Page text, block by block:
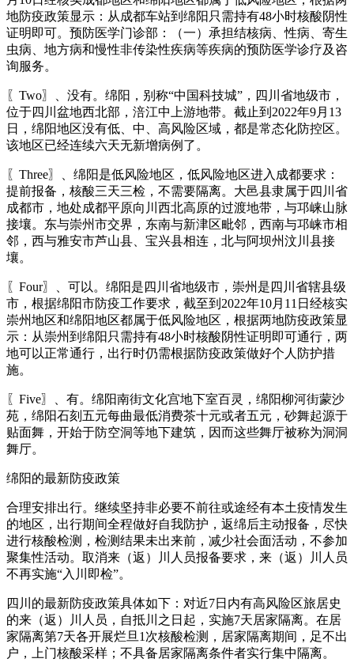
地防疫政策显示：从成都车站到绵阳只需持有48小时核酸阴性
证明即可。预防医学门诊部：（一）承担结核病、性病、寄生
虫病、地方病和慢性非传染性疾病等疾病的预防医学诊疗及咨
询服务。
〖Two〗、没有。绵阳，别称“中国科技城”，四川省地级市，
位于四川盆地西北部，涪江中上游地带。截止到2022年9月13
日，绵阳地区没有低、中、高风险区域，都是常态化防控区。
该地区已经连续六天无新增病例了。
〖Three〗、绵阳是低风险地区，低风险地区进入成都要求：
提前报备，核酸三天三检，不需要隔离。大邑县隶属于四川省
成都市，地处成都平原向川西北高原的过渡地带，与邛崃山脉
接壤。东与崇州市交界，东南与新津区毗邻，西南与邛崃市相
邻，西与雅安市芦山县、宝兴县相连，北与阿坝州汶川县接
壤。
〖Four〗、可以。绵阳是四川省地级市，崇州是四川省辖县级
市，根据绵阳市防疫工作要求，截至到2022年10月11日经核实
崇州地区和绵阳地区都属于低风险地区，根据两地防疫政策显
示：从崇州到绵阳只需持有48小时核酸阴性证明即可通行，两
地可以正常通行，出行时仍需根据防疫政策做好个人防护措
施。
〖Five〗、有。绵阳南街文化宫地下室百灵，绵阳柳河街蒙沙
苑，绵阳石刻五元每曲最低消费茶十元或者五元，砂舞起源于
贴面舞，开始于防空洞等地下建筑，因而这些舞厅被称为洞洞
舞厅。
绵阳的最新防疫政策
合理安排出行。继续坚持非必要不前往或途经有本土疫情发生
的地区，出行期间全程做好自我防护，返绵后主动报备，尽快
进行核酸检测，检测结果未出来前，减少社会面活动，不参加
聚集性活动。取消来（返）川人员报备要求，来（返）川人员
不再实施“入川即检”。
四川的最新防疫政策具体如下：对近7日内有高风险区旅居史
的来（返）川人员，自抵川之日起，实施7天居家隔离。在居
家隔离第7天各开展烂旦1次核酸检测，居家隔离期间，足不出
户，上门核酸采样；不具备居家隔离条件者实行集中隔离。